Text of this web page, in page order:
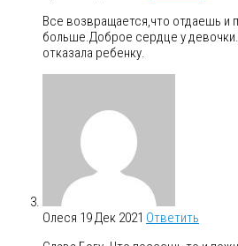
Все возвращается,что отдаешь и
больше.Доброе сердце у
отказала ребенку.
Олеся 19 Дек 2021 Ответить